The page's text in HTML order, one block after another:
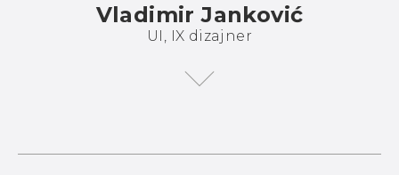
Vladimir Janković
UI, IX dizajner